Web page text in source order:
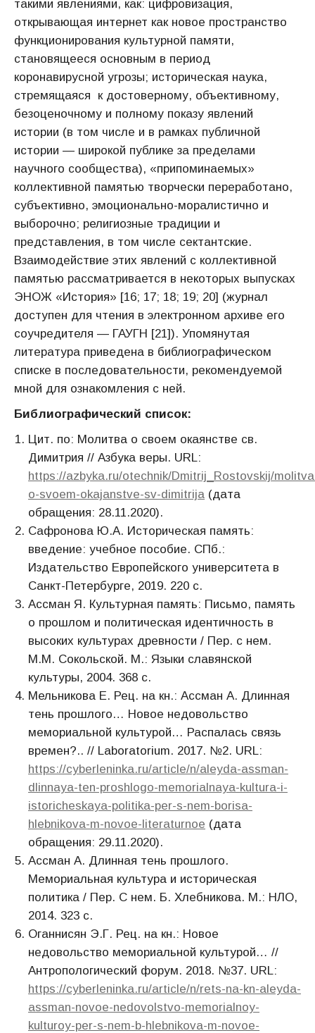
такими явлениями, как: цифровизация,
открывающая интернет как новое пространство
функционирования культурной памяти,
становящееся основным в период
коронавирусной угрозы; историческая наука,
стремящаяся к достоверному, объективному,
безоценочному и полному показу явлений
истории (в том числе и в рамках публичной
истории — широкой публике за пределами
научного сообщества), «припоминаемых»
коллективной памятью творчески переработано,
субъективно, эмоционально-моралистично и
выборочно; религиозные традиции и
представления, в том числе сектантские.
Взаимодействие этих явлений с коллективной
памятью рассматривается в некоторых выпусках
ЭНОЖ «История» [16; 17; 18; 19; 20] (журнал
доступен для чтения в электронном архиве его
соучредителя — ГАУГН [21]). Упомянутая
литература приведена в библиографическом
списке в последовательности, рекомендуемой
мной для ознакомления с ней.
Библиографический список:
Цит. по: Молитва о своем окаянстве св.
Димитрия // Азбука веры. URL:
https://azbyka.ru/otechnik/Dmitrij_Rostovskij/
o-svoem-okajanstve-sv-dimitrija (дата
обращения: 28.11.2020).
Сафронова Ю.А. Историческая память:
введение: учебное пособие. СПб.:
Издательство Европейского университета в
Санкт-Петербурге, 2019. 220 с.
Ассман Я. Культурная память: Письмо, память
о прошлом и политическая идентичность в
высоких культурах древности / Пер. с нем.
М.М. Сокольской. М.: Языки славянской
культуры, 2004. 368 с.
Мельникова Е. Рец. на кн.: Ассман А. Длинная
тень прошлого… Новое недовольство
мемориальной культурой… Распалась связь
времен?.. // Laboratorium. 2017. №2. URL:
https://cyberleninka.ru/article/n/aleyda-assman-
dlinnaya-ten-proshlogo-memorialnaya-kultura-i-
istoricheskaya-politika-per-s-nem-borisa-
hlebnikova-m-novoe-literaturnoe (дата
обращения: 29.11.2020).
Ассман А. Длинная тень прошлого.
Мемориальная культура и историческая
политика / Пер. С нем. Б. Хлебникова. М.: НЛО,
2014. 323 с.
Оганнисян Э.Г. Рец. на кн.: Новое
недовольство мемориальной культурой… //
Антропологический форум. 2018. №37. URL:
https://cyberleninka.ru/article/n/rets-na-kn-aleyda-
assman-novoe-nedovolstvo-memorialnoy-
kulturoy-per-s-nem-b-hlebnikova-m-novoe-